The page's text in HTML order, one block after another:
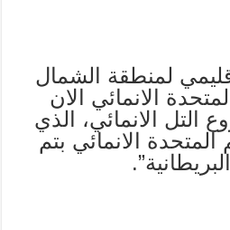
لمنطقة الشمال
الانمائي الان
الانمائي، الذي
المتحدة الانمائي بتم